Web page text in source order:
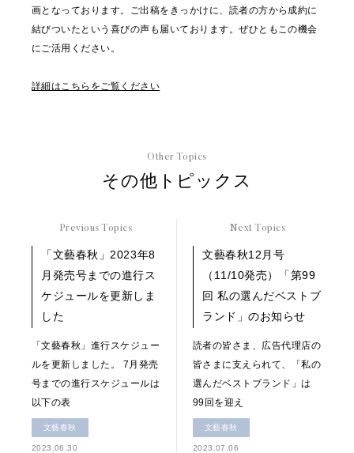
画となっております。ご出稿をきっかけに、読者の方から成約に
結びついたという喜びの声も届いております。ぜひともこの機会
にご活用ください。
詳細はこちらをご覧ください
Other Topics
その他トピックス
Previous Topics
「文藝春秋」2023年8
月発売号までの進行ス
ケジュールを更新しま
した
「文藝春秋」進行スケジュー
ルを更新しました。 7月発売
号までの進行スケジュールは
以下の表
文藝春秋
2023.06.30
Next Topics
文藝春秋12月号
（11/10発売）「第99
回 私の選んだベストブ
ランド」のお知らせ
読者の皆さま、広告代理店の
皆さまに支えられて、「私の
選んだベストブランド」は
99回を迎え
文藝春秋
2023.07.06